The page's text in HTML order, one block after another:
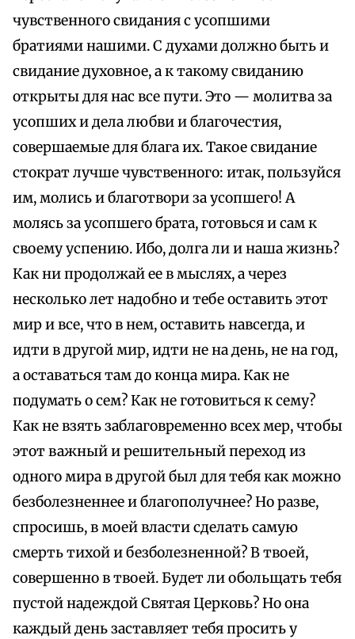
чувственного свидания с усопшими
братиями нашими. С духами должно быть и
свидание духовное, а к такому свиданию
открыты для нас все пути. Это — молитва за
усопших и дела любви и благочестия,
совершаемые для блага их. Такое свидание
стократ лучше чувственного: итак, пользуйся
им, молись и благотвори за усопшего! А
молясь за усопшего брата, готовься и сам к
своему успению. Ибо, долга ли и наша жизнь?
Как ни продолжай ее в мыслях, а через
несколько лет надобно и тебе оставить этот
мир и все, что в нем, оставить навсегда, и
идти в другой мир, идти не на день, не на год,
а оставаться там до конца мира. Как не
подумать о сем? Как не готовиться к сему?
Как не взять заблаговременно всех мер, чтобы
этот важный и решительный переход из
одного мира в другой был для тебя как можно
безболезненнее и благополучнее? Но разве,
спросишь, в моей власти сделать самую
смерть тихой и безболезненной? В твоей,
совершенно в твоей. Будет ли обольщать тебя
пустой надеждой Святая Церковь? Но она
каждый день заставляет тебя просить у